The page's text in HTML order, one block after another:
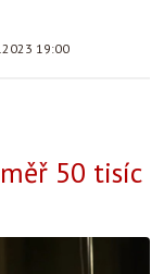
19:00
50 tisíc